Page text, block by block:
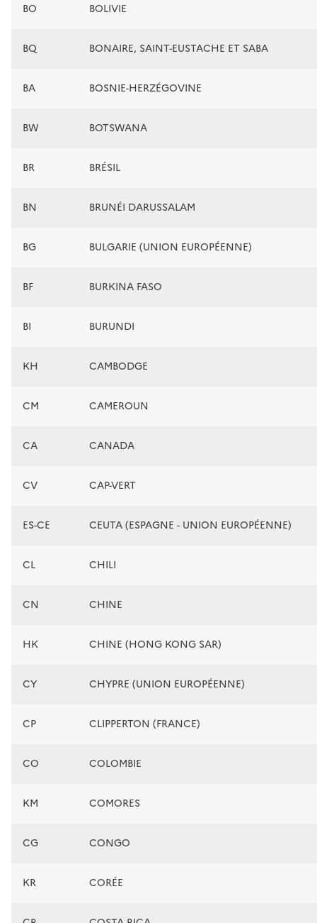
BO BOLIVIE
BQ BONAIRE, SAINT-EUSTACHE ET SABA
BA BOSNIE-HERZÉGOVINE
BW BOTSWANA
BR BRÉSIL
BN BRUNÉI DARUSSALAM
BG BULGARIE (UNION EUROPÉENNE)
BF BURKINA FASO
BI BURUNDI
KH CAMBODGE
CM CAMEROUN
CA CANADA
CV CAP-VERT
ES-CE CEUTA (ESPAGNE - UNION EUROPÉENNE)
CL CHILI
CN CHINE
HK CHINE (HONG KONG SAR)
CY CHYPRE (UNION EUROPÉENNE)
CP CLIPPERTON (FRANCE)
CO COLOMBIE
KM COMORES
CG CONGO
KR CORÉE